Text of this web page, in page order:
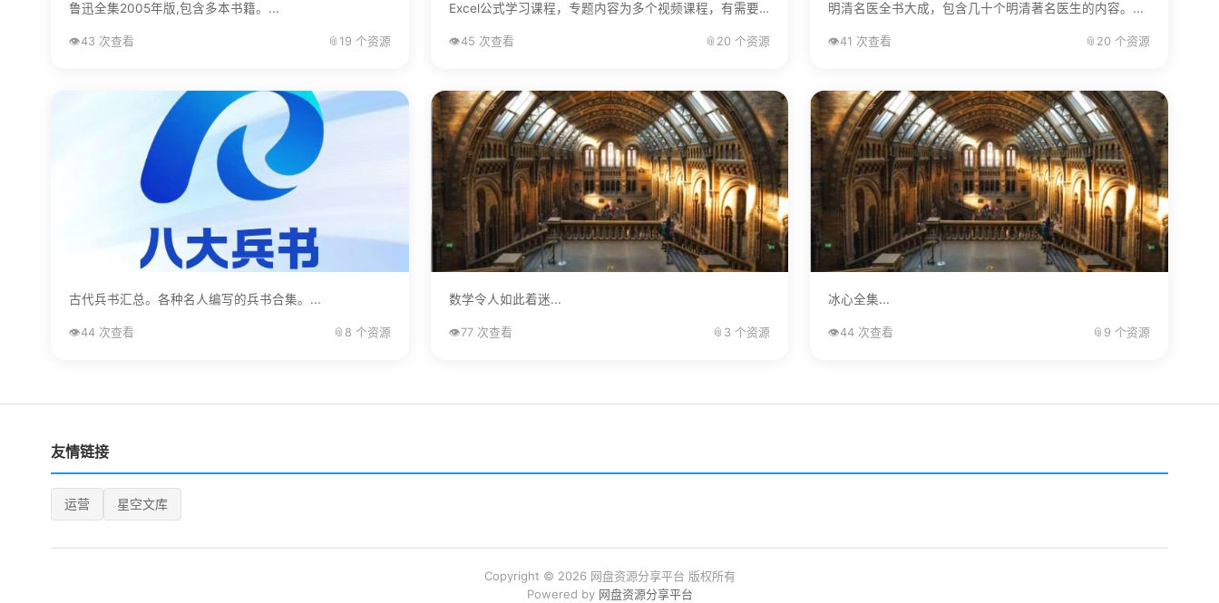
鲁迅全集2005年版,包含多本书籍。...
👁️43 次查看 📎 19 个资源
Excel公式学习课程，专题内容为多个视频课程，有需要的自己下载学习。...
👁️45 次查看 📎 20 个资源
明清名医全书大成，包含几十个明清著名医生的内容。...
👁️41 次查看 📎 20 个资源
古代兵书汇总。各种名人编写的兵书合集。...
👁️44 次查看 📎 8 个资源
数学令人如此着迷...
👁️77 次查看 📎 3 个资源
冰心全集...
👁️44 次查看 📎 9 个资源
友情链接
运营 星空文库
Copyright © 2026 网盘资源分享平台 版权所有
Powered by 网盘资源分享平台